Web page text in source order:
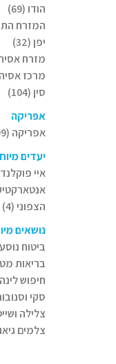
הודו (69)
המזרח
יפן (32)
מזרח אסיה
מרכז אסיה
סין (104)
אפריקה
אפריקה (99)
יעדים
איי
הצפוני (4)
נושאים
ביטוח
בריאות
חיפוש לינה
סקי
צלילה
צלמים